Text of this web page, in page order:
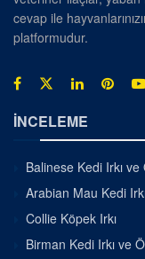
cevap ile
platformudur.
İNCELEME
Balinese Kedi Irkı
Arabian Mau Kedi
Collie Köpek Irkı
Birman Kedi Irkı ve